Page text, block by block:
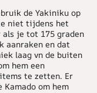
de Yakiniku op
niet tijdens het
je tot 175 graden
aanraken en dat
laag vn de buiten
hem een
te zetten. Er
om hem